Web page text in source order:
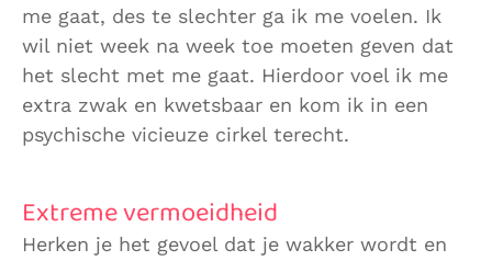
me gaat, des te slechter ga ik me voelen. Ik
wil niet week na week toe moeten geven dat
het slecht met me gaat. Hierdoor voel ik me
extra zwak en kwetsbaar en kom ik in een
psychische vicieuze cirkel terecht.
Extreme vermoeidheid
Herken je het gevoel dat je wakker wordt en